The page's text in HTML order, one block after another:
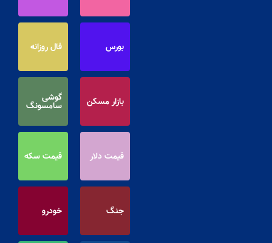
بورس فال روزانه
بازار مسکن گوشی
سامسونگ
قیمت دلار قیمت سکه
جنگ خودرو